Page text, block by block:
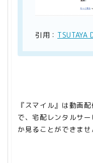
引用： TSUTAYA
『スマイル』は動画
で、宅配レンタルサー
か見ることができませ